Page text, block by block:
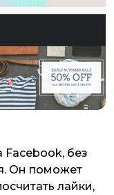
Facebook, без
Он поможет
лайки,